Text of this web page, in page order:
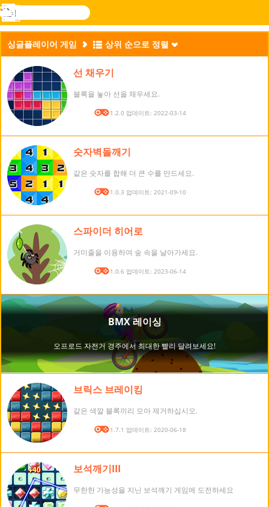
Novel
검
색
로그
메
뉴
싱글플레이어 게임 상위 순으로 정렬
선 채우기
블록을 놓아 선을 채우세요.
버전: 1.2.0 업데이트: 2022-03-14
숫자벽돌깨기
같은 숫자를 합해 더 큰 수를 만드세요.
버전: 1.0.3 업데이트: 2021-09-10
스파이더 히어로
거미줄을 이용하여 숲 속을 날아가세요.
버전: 1.0.6 업데이트: 2023-06-14
브릭스 브레이킹
같은 색깔 블록끼리 모아 제거하십시오.
버전: 1.7.1 업데이트: 2020-06-18
보석깨기III
무한한 가능성을 지닌 보석깨기 게임에 도전하세요